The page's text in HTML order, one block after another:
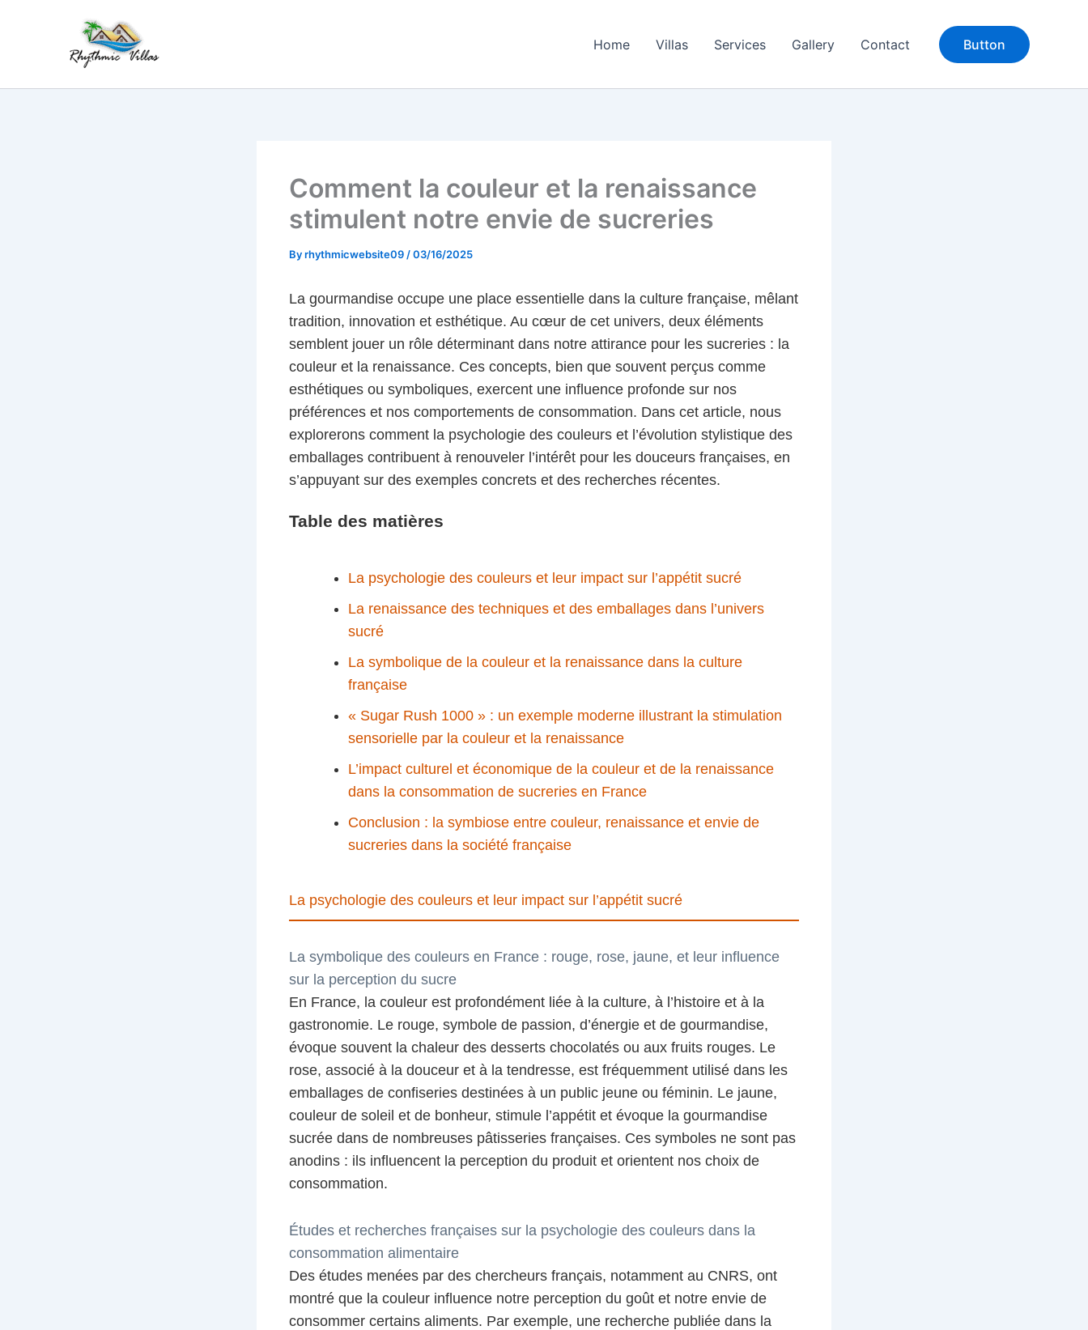
Home Villas Services Gallery Contact Button
Comment la couleur et la renaissance
stimulent notre envie de sucreries
Byrhythmicwebsite09 /03/16/2025
La gourmandise occupe une place essentielle dans la culture française, mêlant
tradition, innovation et esthétique. Au cœur de cet univers, deux éléments
semblent jouer un rôle déterminant dans notre attirance pour les sucreries : la
couleur et la renaissance. Ces concepts, bien que souvent perçus comme
esthétiques ou symboliques, exercent une influence profonde sur nos
préférences et nos comportements de consommation. Dans cet article, nous
explorerons comment la psychologie des couleurs et l’évolution stylistique des
emballages contribuent à renouveler l’intérêt pour les douceurs françaises, en
s’appuyant sur des exemples concrets et des recherches récentes.
Table des matières
La psychologie des couleurs et leur impact sur l’appétit sucré
La renaissance des techniques et des emballages dans l’univers
sucré
La symbolique de la couleur et la renaissance dans la culture
française
« Sugar Rush 1000 » : un exemple moderne illustrant la stimulation
sensorielle par la couleur et la renaissance
L’impact culturel et économique de la couleur et de la renaissance
dans la consommation de sucreries en France
Conclusion : la symbiose entre couleur, renaissance et envie de
sucreries dans la société française
La psychologie des couleurs et leur impact sur l’appétit sucré
La symbolique des couleurs en France : rouge, rose, jaune, et leur influence
sur la perception du sucre
En France, la couleur est profondément liée à la culture, à l’histoire et à la
gastronomie. Le rouge, symbole de passion, d’énergie et de gourmandise,
évoque souvent la chaleur des desserts chocolatés ou aux fruits rouges. Le
rose, associé à la douceur et à la tendresse, est fréquemment utilisé dans les
emballages de confiseries destinées à un public jeune ou féminin. Le jaune,
couleur de soleil et de bonheur, stimule l’appétit et évoque la gourmandise
sucrée dans de nombreuses pâtisseries françaises. Ces symboles ne sont pas
anodins : ils influencent la perception du produit et orientent nos choix de
consommation.
Études et recherches françaises sur la psychologie des couleurs dans la
consommation alimentaire
Des études menées par des chercheurs français, notamment au CNRS, ont
montré que la couleur influence notre perception du goût et notre envie de
consommer certains aliments. Par exemple, une recherche publiée dans la